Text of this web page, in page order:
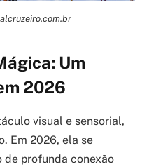
Um
2026
visual e sensorial,
Em 2026, ela se
profunda conexão